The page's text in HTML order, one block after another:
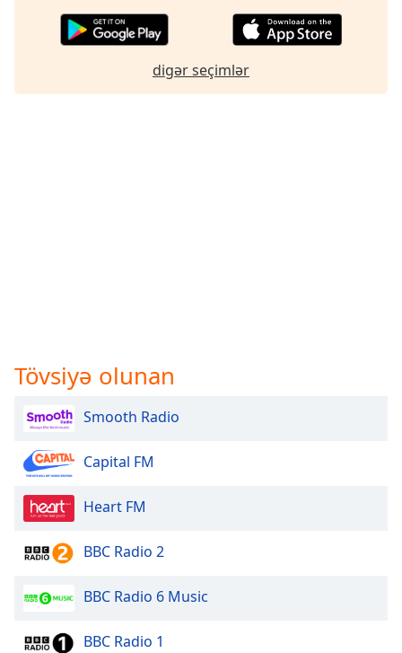
digər seçimlər
Tövsiyə olunan
Smooth Radio
Capital FM
Heart FM
BBC Radio 2
BBC Radio 6 Music
BBC Radio 1